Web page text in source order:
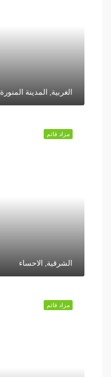
الغربية, المدينة المنورة
مزاد قائم
الشرقية, الاحساء
مزاد قائم